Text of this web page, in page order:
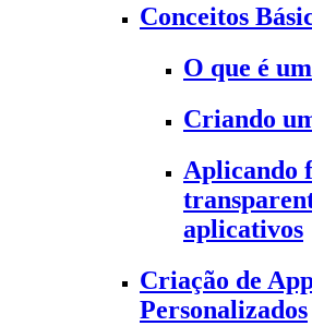
Conceitos
O que é
Criando
Aplicando
aplicativos
Criação de
Personalizados